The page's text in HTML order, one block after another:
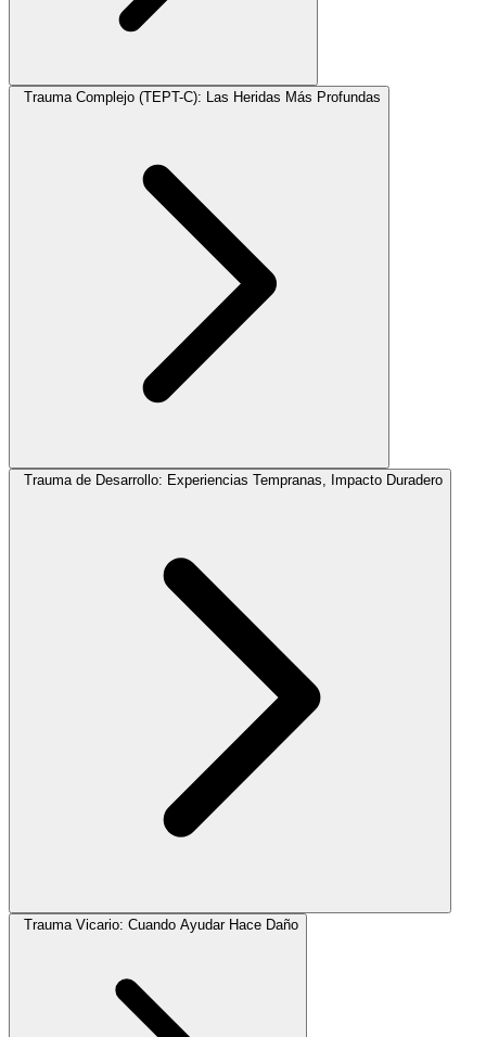
Trauma Complejo (TEPT-C): Las Heridas Más Profundas
Trauma de Desarrollo: Experiencias Tempranas, Impacto Duradero
Trauma Vicario: Cuando Ayudar Hace Daño